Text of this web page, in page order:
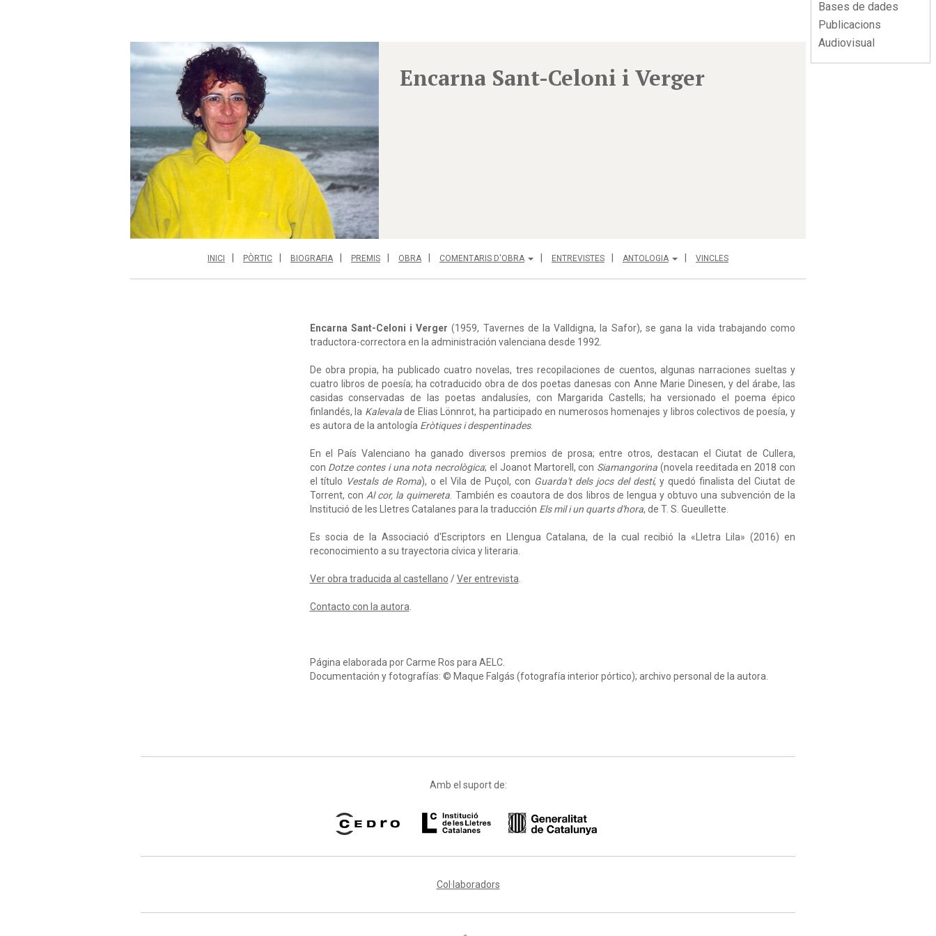
Bases de dades
Publicacions
Audiovisual
Encarna Sant-Celoni i Verger
INICI PÒRTIC BIOGRAFIA PREMIS OBRA COMENTARIS D'OBRA ENTREVISTES ANTOLOGIA VINCLES
Encarna Sant-Celoni i Verger (1959, Tavernes de la Valldigna, la Safor), se gana la vida trabajando como
traductora-correctora en la administración valenciana desde 1992.
De obra propia, ha publicado cuatro novelas, tres recopilaciones de cuentos, algunas narraciones sueltas y
cuatro libros de poesía; ha cotraducido obra de dos poetas danesas con Anne Marie Dinesen, y del árabe, las
casidas conservadas de las poetas andalusíes, con Margarida Castells; ha versionado el poema épico
finlandés, la Kalevalade Elias Lönnrot, ha participado en numerosos homenajes y libros colectivos de poesía, y
es autora de la antología Eròtiques i despentinades.
En el País Valenciano ha ganado diversos premios de prosa; entre otros, destacan el Ciutat de Cullera,
con Dotze contes i una nota necrològica; el Joanot Martorell, con Siamangorina (novela reeditada en 2018 con
el título Vestals de Roma), o el Vila de Puçol, con Guarda't dels jocs del destí, y quedó finalista del Ciutat de
Torrent, con Al cor, la quimereta . También es coautora de dos libros de lengua y obtuvo una subvención de la
Institució de les Lletres Catalanes para la traducción Els mil i un quarts d'hora, de T. S. Gueullette.
Es socia de la Associació d'Escriptors en Llengua Catalana, de la cual recibió la «Lletra Lila» (2016) en
reconocimiento a su trayectoria cívica y literaria.
Ver obra traducida al castellano /Ver entrevista
Contacto con la autora
Página elaborada por Carme Ros para AELC.
Documentación y fotografías: © Maque Falgás (fotografía interior pórtico); archivo personal de la autora.
Amb el suport de:
Col·laboradors